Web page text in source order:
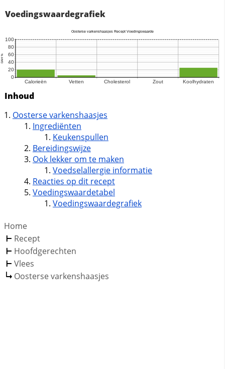
Voedingswaardegrafiek
Inhoud
Oosterse varkenshaasjes
Ingrediënten
Keukenspullen
Bereidingswijze
Ook lekker om te maken
Voedselallergie informatie
Reacties op dit recept
Voedingswaardetabel
Voedingswaardegrafiek
Home
Recept
Hoofdgerechten
Vlees
Oosterse varkenshaasjes